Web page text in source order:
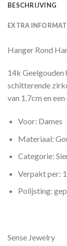
BESCHRIJVING
EXTRA
Hanger Rond
14k Geelgouden
schitterende
van 1.7cm en
Voor: Dames
Materiaal:
Categorie:
Verpakt per: 1
Polijsting:
Sense Jewelry